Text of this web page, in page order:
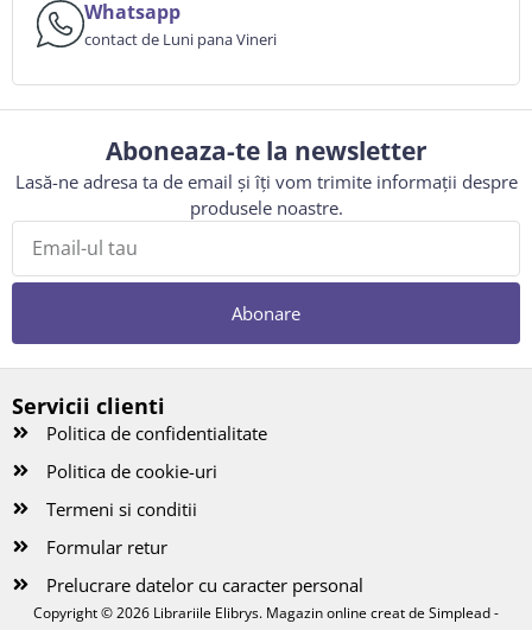
Whatsapp
contact de Luni pana Vineri
Aboneaza-te la newsletter
Lasă-ne adresa ta de email și îți vom trimite informații despre
produsele noastre.
Abonare
Servicii clienti
Politica de confidentialitate
Politica de cookie-uri
Termeni si conditii
Formular retur
Prelucrare datelor cu caracter personal
Copyright © 2026 Librariile Elibrys. Magazin online creat de Simplead -